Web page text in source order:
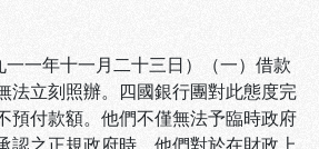
一年十一月二十三日）（一）借款
法立刻照辦。四國銀行團對此態度完
預付款額。他們不僅無法予臨時政府